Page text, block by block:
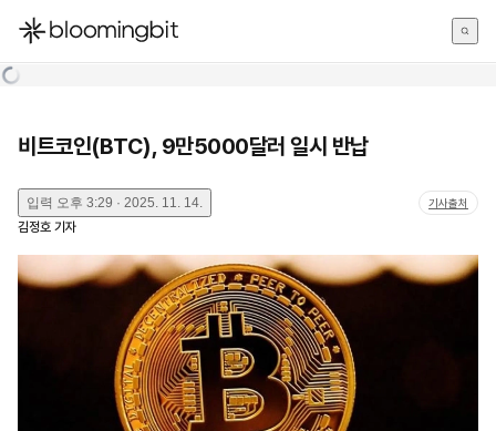
한국어
비트코인(BTC), 9만5000달러 일시 반납
입력 오후 3:29 · 2025. 11. 14. 기사출처
김정호 기자